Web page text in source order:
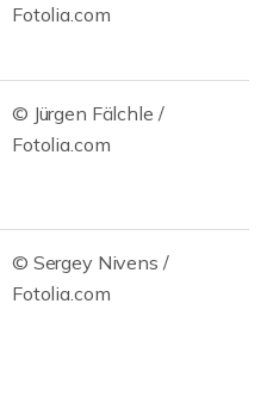
Fotolia.com
© Jürgen Fälchle /
Fotolia.com
© Sergey Nivens /
Fotolia.com